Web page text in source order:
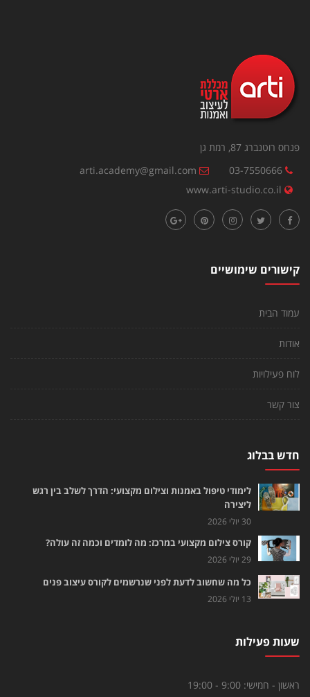
פנחס רוטנברג 87, רמת גן
03-7550666
arti.academy@gmail.com
www.arti-studio.co.il
קישורים שימושיים
עמוד הבית
אודות
לוח פעילויות
צור קשר
חדש בבלוג
לימודי טיפול באמנות וצילום מקצועי: הדרך לשלב בין רגש
ליצירה
30 יולי 2026
קורס צילום מקצועי במרכז: מה לומדים וכמה זה עולה?
29 יולי 2026
כל מה שחשוב לדעת לפני שנרשמים לקורס עיצוב פנים
13 יולי 2026
שעות פעילות
ראשון - חמישי: 9:00 - 19:00